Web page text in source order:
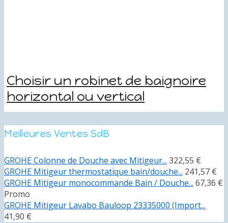
Choisir un robinet de baignoire
horizontal ou vertical
Meilleures Ventes SdB
GROHE Colonne de Douche avec Mitigeur... 322,55 €
GROHE Mitigeur thermostatique bain/douche... 241,57 €
GROHE Mitigeur monocommande Bain / Douche... 67,36 €
Promo
GROHE Mitigeur Lavabo Bauloop 23335000 (Import...
41,90 €